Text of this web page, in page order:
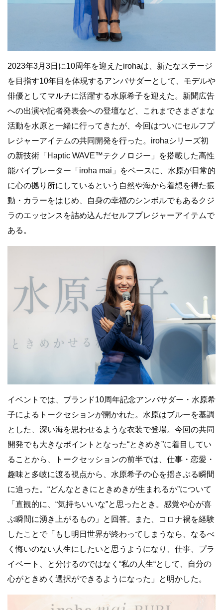
2023年3月3日に10周年を迎えたirohaは、新たなステージ
を目指す10年目を体現するアンバサダーとして、モデルや
俳優としてマルチに活躍する水原希子を迎えた。新聞広告
への出演や記者発表会への登壇など、これまでさまざまな
活動を水原と⼀緒に行ってきたが、今回はついにセルフプ
レジャーアイテムの共同開発を行った。irohaシリーズ初
の新技術「Haptic WAVE™テクノロジー」を搭載した高性
能バイブレーター「iroha mai」をベースに、水原が日常的
に心の拠り所にしているという自然や海から着想を得た振
動・カラーをはじめ、自身の幸福のシンボルでもあるクジ
ラのエッセンスを詰め込んだセルフプレジャーアイテムで
ある。
イベントでは、ブランド10周年記念アンバサダー・水原希
子によるトークセションが開かれた。⽔原はブルーを基調
とした、深い海を思わせるような⾐装で登場。今回の共同
開発でも⼤きなポイントとなった“ときめき”に着⽬してい
ることから、トークセッションの前半では、仕事・恋愛・
趣味と多岐に渡る視点から、⽔原希⼦の⼼を揺さぶる瞬間
に迫った。“どんなときにときめきが⽣まれるか”について
「直観的に、“気持ちいいな”と思ったとき。感覚や⼼が喜
ぶ瞬間に湧き上がるもの」と回答。また、コロナ禍を経験
したことで「もし明⽇世界が終わってしまうなら、なるべ
く悔いのない⼈⽣にしたいと思うようになり、仕事、プラ
イベート、と分けるのではなく“私の⼈⽣“として、⾃分の
⼼がときめく選択ができるようになった」と明かした。